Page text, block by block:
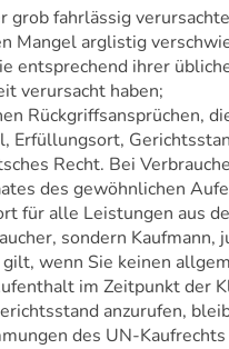
grob fahrlässig
Mangel arglistig
entsprechend ihrer
verursacht haben;
Rückgriffsansprüchen,
Erfüllungsort,
Recht. Bei
des gewöhnlichen
für alle Leistungen aus
sondern
wenn Sie keinen
im Zeitpunkt der
anzurufen,
des UN-